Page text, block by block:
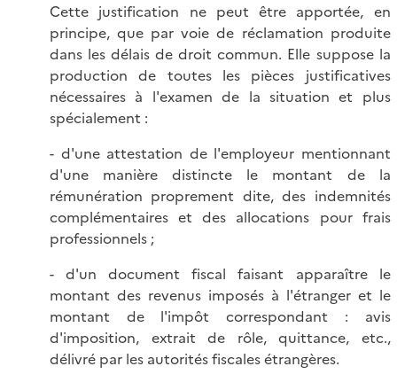
Cette justification ne peut être apportée, en
principe, que par voie de réclamation produite
dans les délais de droit commun. Elle suppose la
production de toutes les pièces justificatives
nécessaires à l'examen de la situation et plus
spécialement :
- d'une attestation de l'employeur mentionnant
d'une manière distincte le montant de la
rémunération proprement dite, des indemnités
complémentaires et des allocations pour frais
professionnels ;
- d'un document fiscal faisant apparaître le
montant des revenus imposés à l'étranger et le
montant de l'impôt correspondant : avis
d'imposition, extrait de rôle, quittance, etc.,
délivré par les autorités fiscales étrangères.